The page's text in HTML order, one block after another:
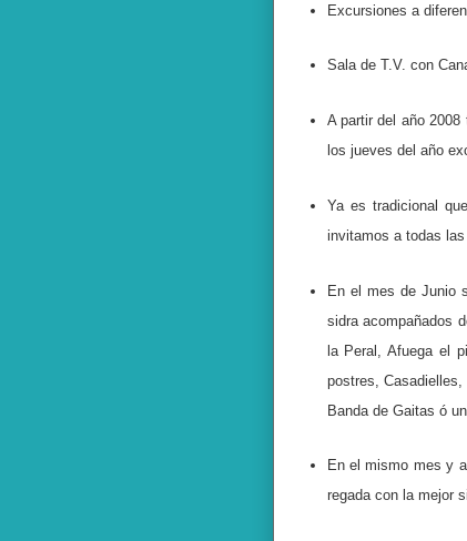
Excursiones a
Sala de T.V. con
A partir del año
los jueves del año
Ya es tradicional
invitamos a todas las
En el mes de Junio
sidra acompañados
la Peral, Afuega el
postres,
Banda de Gaitas ó
En el mismo mes y
regada con la mejor